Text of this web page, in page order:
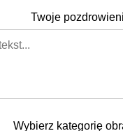
Twoje
Wybierz kategorię